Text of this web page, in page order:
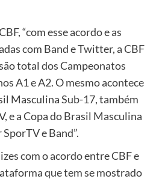
“com esse acordo e as
com Band e Twitter, a CBF
total dos Campeonatos
A1 e A2. O mesmo acontece
Masculina Sub-17, também
e a Copa do Brasil Masculina
e Band”.
com o acordo entre CBF e
que tem se mostrado